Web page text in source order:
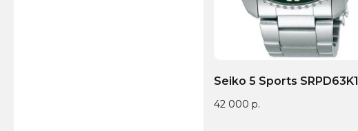
Seiko 5 Sports SRPD63K1
42 000 р.